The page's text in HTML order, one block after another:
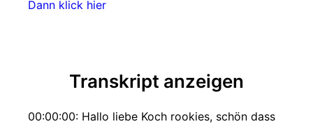
Dann klick hier
Transkript anzeigen
00:00:00: Hallo liebe Koch rookies, schön dass